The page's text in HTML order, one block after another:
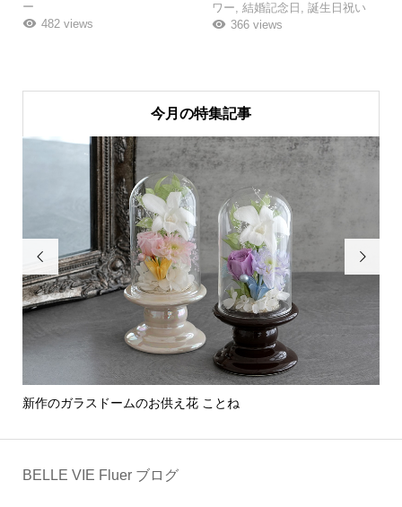
ー
482 views
ワー ,結婚記念日 ,誕生日祝い
366 views
今月の特集記事

新作のガラスドームのお供え花 ことね

BELLE VIE Fluer ブログ